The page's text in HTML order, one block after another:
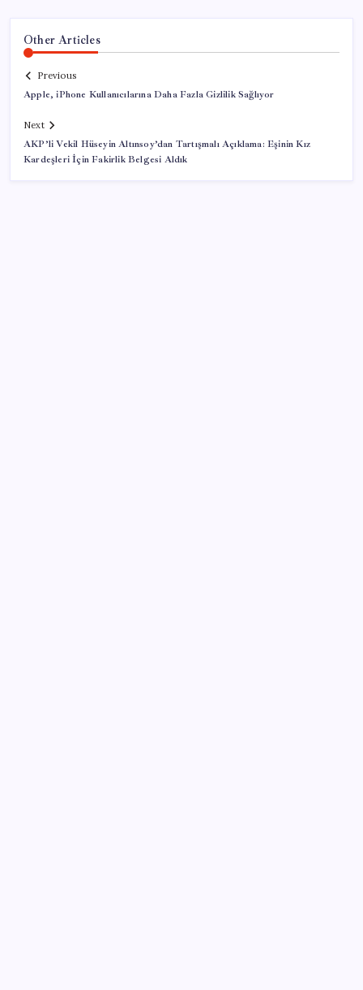
Other Articles
Previous
Apple, iPhone Kullanıcılarına Daha Fazla Gizlilik Sağlıyor
Next
AKP’li Vekil Hüseyin Altınsoy’dan Tartışmalı Açıklama: Eşinin Kız
Kardeşleri İçin Fakirlik Belgesi Aldık